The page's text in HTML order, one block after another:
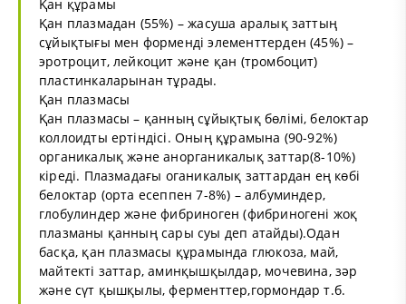
Қан құрамы
Қан плазмадан (55%) – жасуша аралық заттың
сұйықтығы мен форменді элементтерден (45%) –
эротроцит, лейкоцит және қан (тромбоцит)
пластинкаларынан тұрады.
Қан плазмасы
Қан плазмасы – қанның сұйықтық бөлімі, белоктар
коллоидты ертіндісі. Оның құрамына (90-92%)
органикалық және анорганикалық заттар(8-10%)
кіреді. Плазмадағы оганикалық заттардан ең көбі
белоктар (орта есеппен 7-8%) – албуминдер,
глобулиндер және фибриноген (фибриногені жоқ
плазманы қанның сары суы деп атайды).Одан
басқа, қан плазмасы құрамында глюкоза, май,
майтекті заттар, аминқышқылдар, мочевина, зәр
және сүт қышқылы, ферменттер,гормондар т.б.